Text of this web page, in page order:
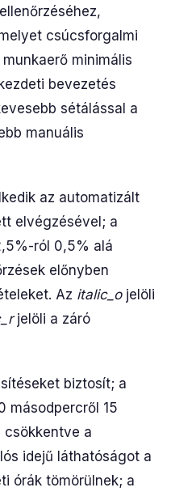
csúcsforgalmi
minimális
bevezetés
sétálással a
manuális
az automatizált
elvégzésével; a
ról 0,5% alá
előnyben
Az italic_ojelöli
jelöli a záró
biztosít; a
másodpercről 15
csökkentve a
idejű láthatóságot a
órák tömörülnek; a